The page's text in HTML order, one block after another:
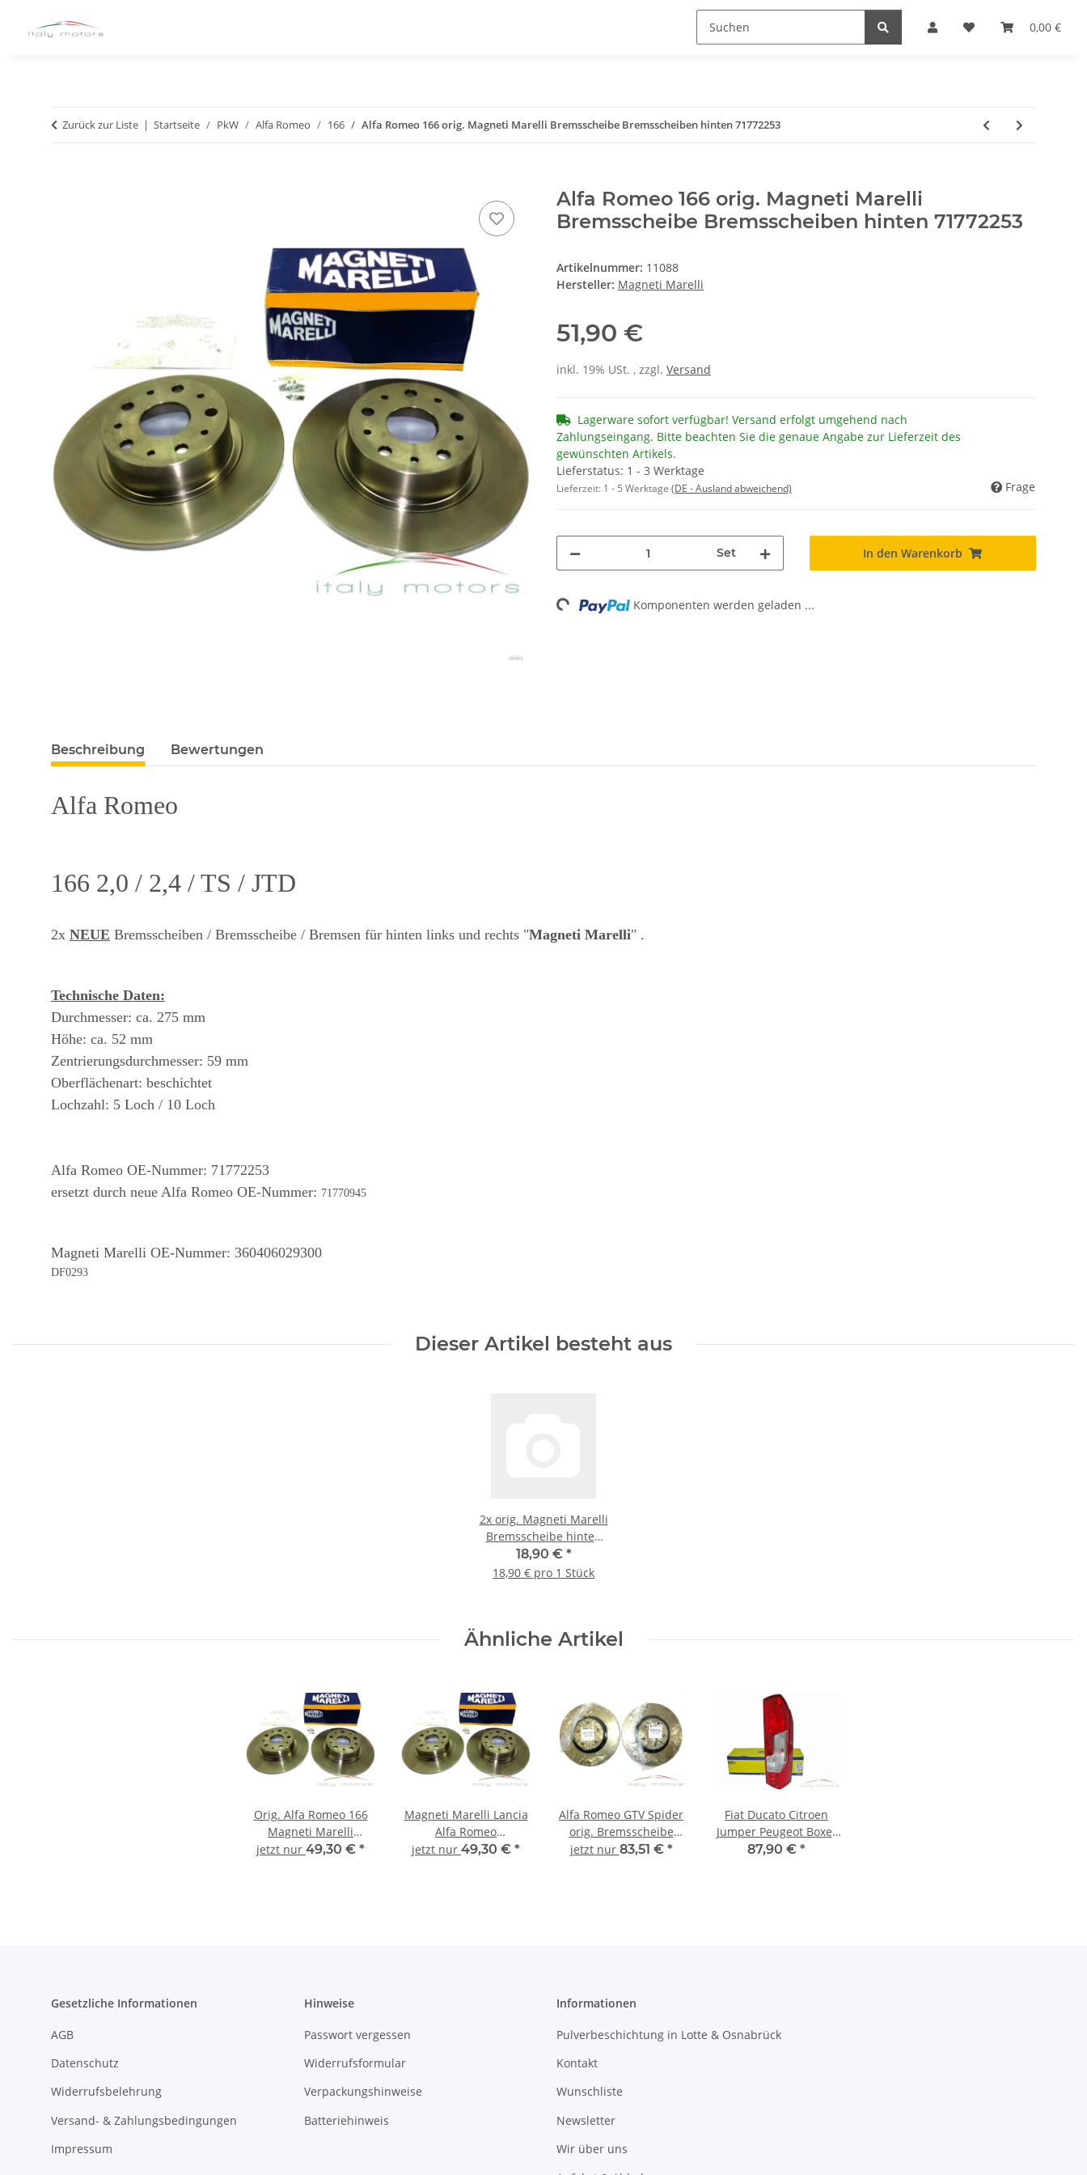
0,00 €
Zurück zur Liste Startseite PkW Alfa Romeo 166 Alfa Romeo 166 orig. Magneti Marelli Bremsscheibe Bremsscheiben hinten 71772253
Alfa Romeo 166 orig. Magneti Marelli
Bremsscheibe Bremsscheiben hinten 71772253
Artikelnummer: 11088
Hersteller: Magneti Marelli
51,90 €
inkl. 19% USt. , zzgl. Versand
Lagerware sofort verfügbar! Versand erfolgt umgehend nach
Zahlungseingang. Bitte beachten Sie die genaue Angabe zur Lieferzeit des
gewünschten Artikels.
Lieferstatus: 1 - 3 Werktage
Lieferzeit: 1 - 5 Werktage (DE - Ausland abweichend) Frage
Set In den Warenkorb
Loading... Komponenten werden geladen ...
Beschreibung Bewertungen
Alfa Romeo
166 2,0 / 2,4 / TS / JTD
2x NEUE Bremsscheiben / Bremsscheibe / Bremsen für hinten links und rechts "Magneti Marelli" .
Technische Daten:
Durchmesser: ca. 275 mm
Höhe: ca. 52 mm
Zentrierungsdurchmesser: 59 mm
Oberflächenart: beschichtet
Lochzahl: 5 Loch / 10 Loch
Alfa Romeo OE-Nummer: 71772253
ersetzt durch neue Alfa Romeo OE-Nummer: 71770945
Magneti Marelli OE-Nummer: 360406029300
DF0293
Dieser Artikel besteht aus
2x orig. Magneti Marelli
Bremsscheibe hinten
71772253
18,90 € *
18,90 € pro 1 Stück
Ähnliche Artikel
Orig. Alfa Romeo 166
Magneti Marelli
Bremsscheibe
jetzt nur 49,30 € *
Magneti Marelli Lancia
Alfa Romeo
Bremsscheiben hinten
jetzt nur 49,30 € *
Alfa Romeo GTV Spider
orig. Bremsscheibe
Bremsscheiben
jetzt nur 83,51 € *
Fiat Ducato Citroen
Jumper Peugeot Boxer
Rückleuchte rechts
87,90 € *
Gesetzliche Informationen
AGB
Datenschutz
Widerrufsbelehrung
Versand- & Zahlungsbedingungen
Impressum
Hinweise
Passwort vergessen
Widerrufsformular
Verpackungshinweise
Batteriehinweis
Informationen
Pulverbeschichtung in Lotte & Osnabrück
Kontakt
Wunschliste
Newsletter
Wir über uns